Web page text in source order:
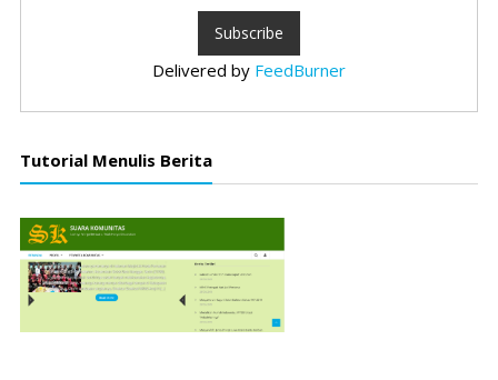
Delivered by FeedBurner
Tutorial Menulis Berita